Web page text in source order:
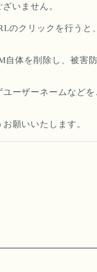
いません。
のクリックを行うと
体を削除し、被害
ーザーネームなどを
願いいたします。